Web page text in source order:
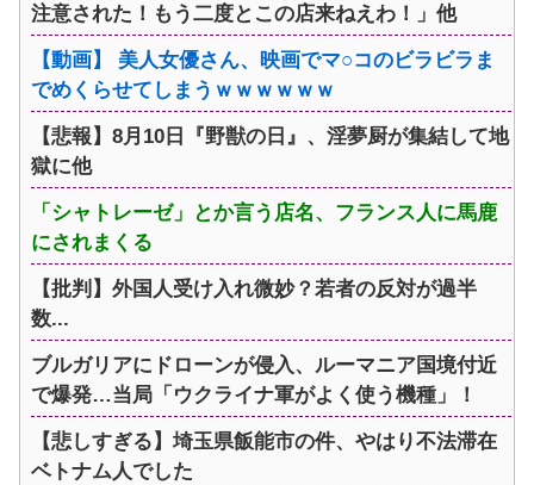
注意された！もう二度とこの店来ねえわ！」他
【動画】 美人女優さん、映画でマ○コのビラビラま
でめくらせてしまうｗｗｗｗｗｗ
【悲報】8月10日『野獣の日』、淫夢厨が集結して地
獄に他
「シャトレーゼ」とか言う店名、フランス人に馬鹿
にされまくる
【批判】外国人受け入れ微妙？若者の反対が過半
数...
ブルガリアにドローンが侵入、ルーマニア国境付近
で爆発…当局「ウクライナ軍がよく使う機種」！
【悲しすぎる】埼玉県飯能市の件、やはり不法滞在
ベトナム人でした